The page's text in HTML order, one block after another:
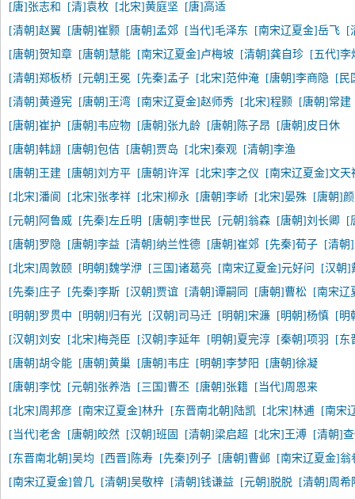
[唐]张志和
[清]袁枚 [北宋]黄庭坚
[唐]高适
[清朝]赵翼
[唐朝]崔颢 [唐朝]孟郊 [当代]毛泽东 [南宋辽夏金]岳飞
[
[唐朝]贺知章
[唐朝]慧能 [南宋辽夏金]卢梅坡 [清朝]龚自珍
[五代]李
[清朝]郑板桥
[元朝]王冕 [先秦]孟子 [北宋]范仲淹 [唐朝]李商隐
[民
[清朝]黄遵宪
[唐朝]王湾 [南宋辽夏金]赵师秀 [北宋]程颢
[唐朝]常建
[唐朝]崔护
[唐朝]韦应物 [唐朝]张九龄 [唐朝]陈子昂
[唐朝]皮日休
[唐朝]韩翃
[唐朝]包佶 [唐朝]贾岛 [北宋]秦观
[清朝]李渔
[唐朝]王建
[唐朝]刘方平 [唐朝]许浑 [北宋]李之仪
[南宋辽夏金]文天
[北宋]潘阆
[北宋]张孝祥 [北宋]柳永 [唐朝]李峤 [北宋]晏殊
[唐朝]
[元朝]阿鲁威
[先秦]左丘明 [唐朝]李世民 [元朝]翁森 [唐朝]刘长卿
[
[唐朝]罗隐
[唐朝]李益 [清朝]纳兰性德 [唐朝]崔郊 [先秦]荀子
[清朝
[北宋]周敦颐
[明朝]魏学洢 [三国]诸葛亮 [南宋辽夏金]元好问
[汉朝]
[先秦]庄子
[先秦]李斯 [汉朝]贾谊 [清朝]谭嗣同 [唐朝]曹松
[南宋辽
[明朝]罗贯中
[明朝]归有光 [汉朝]司马迁 [明朝]宋濂 [明朝]杨慎
[明
[汉朝]刘安
[北宋]梅尧臣 [汉朝]李延年 [明朝]夏完淳 [秦朝]项羽
[东
[唐朝]胡令能
[唐朝]黄巢 [唐朝]韦庄 [明朝]李梦阳
[唐朝]徐凝
[唐朝]李忱
[元朝]张养浩 [三国]曹丕 [唐朝]张籍
[当代]周恩来
[北宋]周邦彦
[南宋辽夏金]林升 [东晋南北朝]陆凯 [北宋]林逋
[南宋
[当代]老舍
[唐朝]皎然 [汉朝]班固 [清朝]梁启超 [北宋]王溥
[清朝]
[东晋南北朝]吴均
[西晋]陈寿 [先秦]列子 [唐朝]曹邺
[南宋辽夏金]翁
[南宋辽夏金]曾几
[清朝]吴敬梓 [清朝]钱谦益 [元朝]脱脱
[清朝]周希